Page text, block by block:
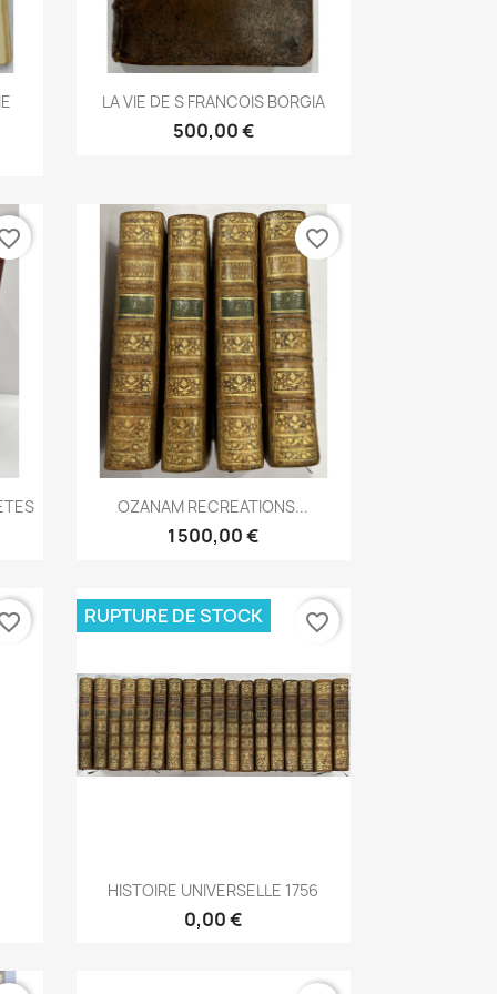
Aperçu rapide
LA VIE DE S FRANCOIS BORGIA
500,00 €
Aperçu rapide
OZANAM RECREATIONS...
1 500,00 €
favorite_border
Aperçu rapide
HISTOIRE UNIVERSELLE 1756
0,00 €
RUPTURE DE STOCK favorite_border